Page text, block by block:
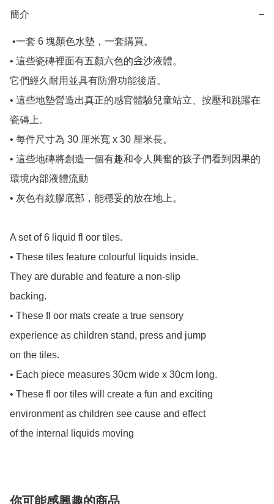
簡介 −
• 這些瓷磚裡面有五顏六色的𠈔沙液體。
它們經久耐用並具有防滑功能後盾。
• 這些地墊營造出真正的感官體驗兒童站立、按壓和跳躍在
瓷磚上。
• 每件尺寸為 30 厘米寬 x 30 厘米長。
• 這些地磚將創造一個有趣和令人興奮的孩子們看到因果的
環境內部液體流動
• 灰色有紋膠底部，能穩妥的放在地上。
A set of 6 liquid fl oor tiles.
• These tiles feature colourful liquids inside.
They are durable and feature a non-slip
backing.
• These fl oor mats create a true sensory
experience as children stand, press and jump
on the tiles.
• Each piece measures 30cm wide x 30cm long.
• These fl oor tiles will create a fun and exciting
environment as children see cause and effect
of the internal liquids moving
你可能感興趣的商品